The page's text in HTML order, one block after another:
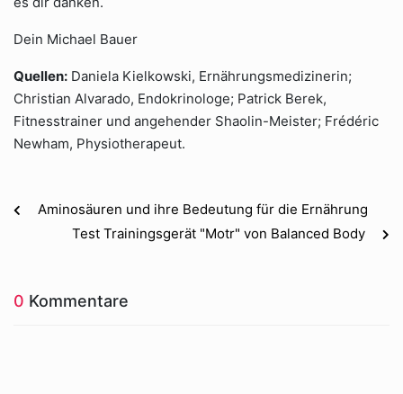
Dein Michael Bauer
Quellen: Daniela Kielkowski, Ernährungsmedizinerin;
Christian Alvarado, Endokrinologe; Patrick Berek,
Fitnesstrainer und angehender Shaolin-Meister; Frédéric
Newham, Physiotherapeut.
Aminosäuren und ihre Bedeutung für die Ernährung
Test Trainingsgerät "Motr" von Balanced Body
0 Kommentare